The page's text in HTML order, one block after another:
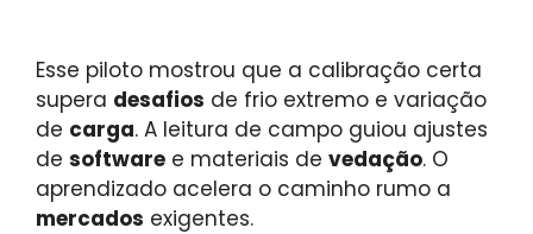
Esse piloto mostrou que a calibração certa
supera desafios de frio extremo e variação
de carga. A leitura de campo guiou ajustes
de software e materiais de vedação. O
aprendizado acelera o caminho rumo a
mercados exigentes.